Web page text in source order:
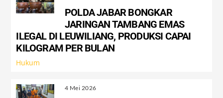
POLDA JABAR BONGKAR
JARINGAN TAMBANG EMAS
ILEGAL DI LEUWILIANG, PRODUKSI CAPAI
KILOGRAM PER BULAN
Hukum
4 Mei 2026